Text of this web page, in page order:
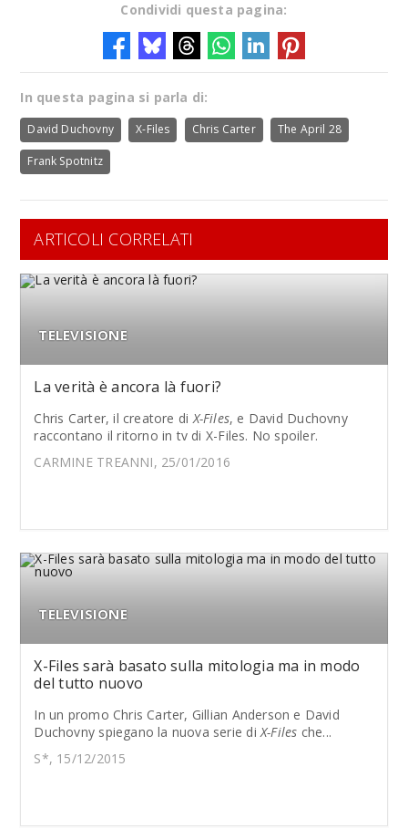
Condividi questa pagina:
In questa pagina si parla di:
David Duchovny X-Files Chris Carter The April 28
Frank Spotnitz
ARTICOLI CORRELATI
TELEVISIONE
La verità è ancora là fuori?
Chris Carter, il creatore diX-Files, e David Duchovny
raccontano il ritorno in tv di X-Files. No spoiler.
CARMINE TREANNI, 25/01/2016
TELEVISIONE
X-Files sarà basato sulla mitologia ma in modo
del tutto nuovo
In un promo Chris Carter, Gillian Anderson e David
Duchovny spiegano la nuova serie diX-Files che...
S*, 15/12/2015